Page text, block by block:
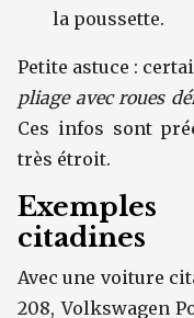
la poussette.
Petite astuce :
pliage avec roues
Ces infos sont
très étroit.
citadines
Avec une voiture
208, Volkswagen